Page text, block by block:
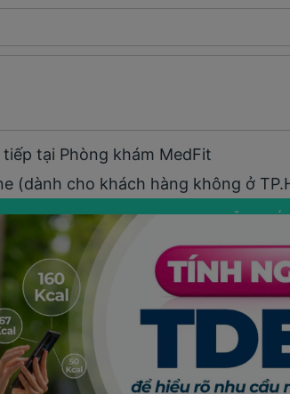
tại Phòng khám MedFit
(dành cho khách hàng không ở